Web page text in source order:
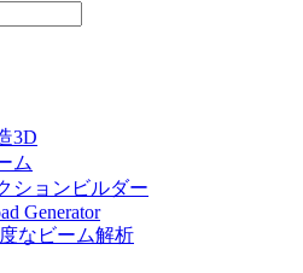
3D
ム
ションビルダー
Generator
なビーム解析